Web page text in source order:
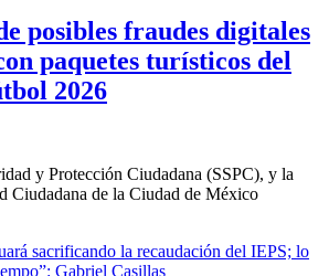
posibles fraudes digitales
paquetes turísticos del
2026
y Protección Ciudadana (SSPC), y la
Ciudadana de la Ciudad de México